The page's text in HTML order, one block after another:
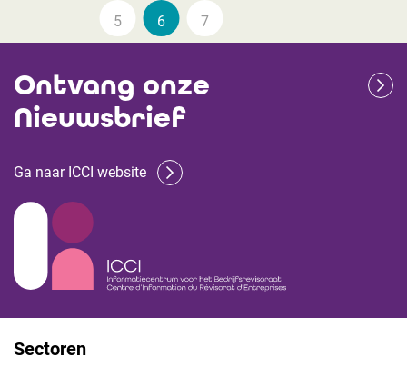
5 6 7
Ontvang onze
Nieuwsbrief
Ga naar ICCI website
Sectoren